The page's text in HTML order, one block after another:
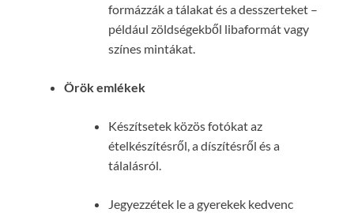
formázzák a tálakat és a desszerteket –
például zöldségekből libaformát vagy
színes mintákat.
Örök emlékek
Készítsetek közös fotókat az
ételkészítésről, a díszítésről és a
tálalásról.
Jegyezzétek le a gyerekek kedvenc